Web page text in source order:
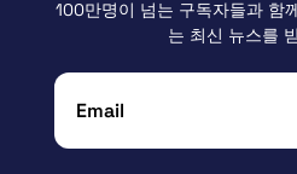
100만명이 넘는 구독자들과 함
는 최신 뉴스를